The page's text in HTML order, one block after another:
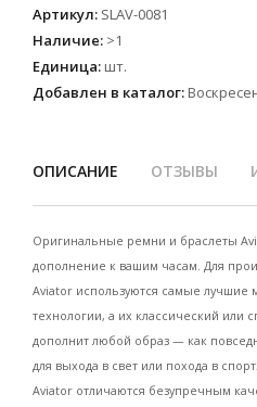
Артикул: SLAV-0081
Наличие: >1
Единица: шт.
Добавлен в каталог:
ОПИСАНИЕ ОТЗЫВЫ
Оригинальные ремни и браслеты
дополнение к вашим часам. Для
Aviator используются самые лучшие
технологии, а их классический или
дополнит любой образ — как
для выхода в свет или похода в
Aviator отличаются безупречным